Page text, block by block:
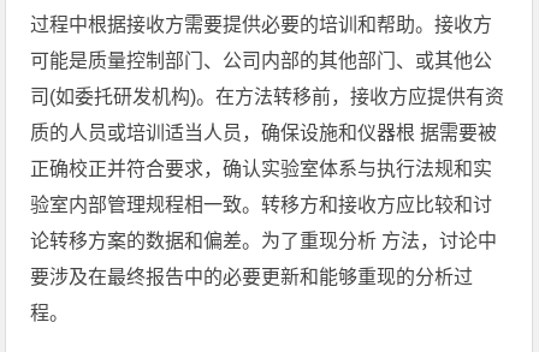
过程中根据接收方需要提供必要的培训和帮助。接收方
可能是质量控制部门、公司内部的其他部门、或其他公
司(如委托研发机构)。在方法转移前，接收方应提供有资
质的人员或培训适当人员，确保设施和仪器根 据需要被
正确校正并符合要求，确认实验室体系与执行法规和实
验室内部管理规程相一致。转移方和接收方应比较和讨
论转移方案的数据和偏差。为了重现分析 方法，讨论中
要涉及在最终报告中的必要更新和能够重现的分析过
程。